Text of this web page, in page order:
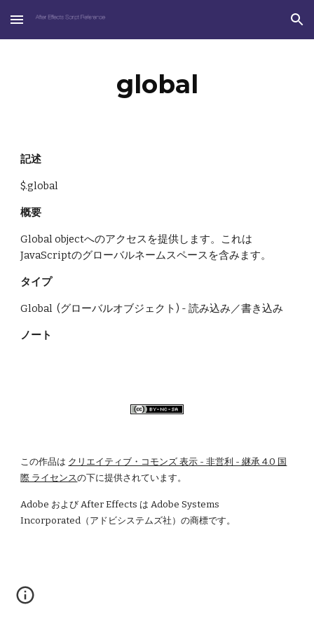
Skip to main content Skip to navigation
global
記述
$.global
概要
Global objectへのアクセスを提供します。これは
JavaScriptのグローバルネームスペースを含みます。
タイプ
Global  (グローバルオブジェクト) - 読み込み／書き込み
ノート
この作品は クリエイティブ・コモンズ 表示 - 非営利 - 継承 4.0 国
際 ライセンスの下に提供されています。
Adobe および After Effects は Adobe Systems
Incorporated（アドビシステムズ社）の商標です。